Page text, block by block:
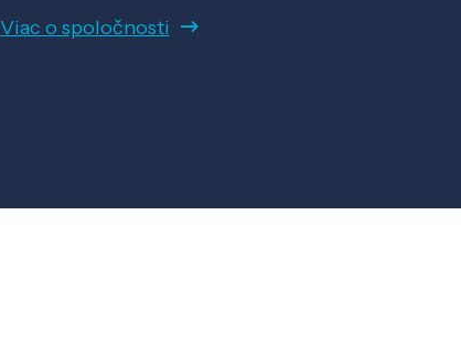
Viac o spoločnosti